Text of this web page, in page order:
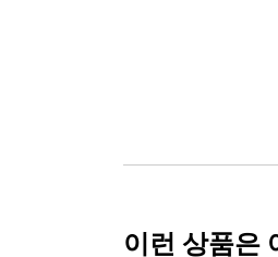
이런 상품은